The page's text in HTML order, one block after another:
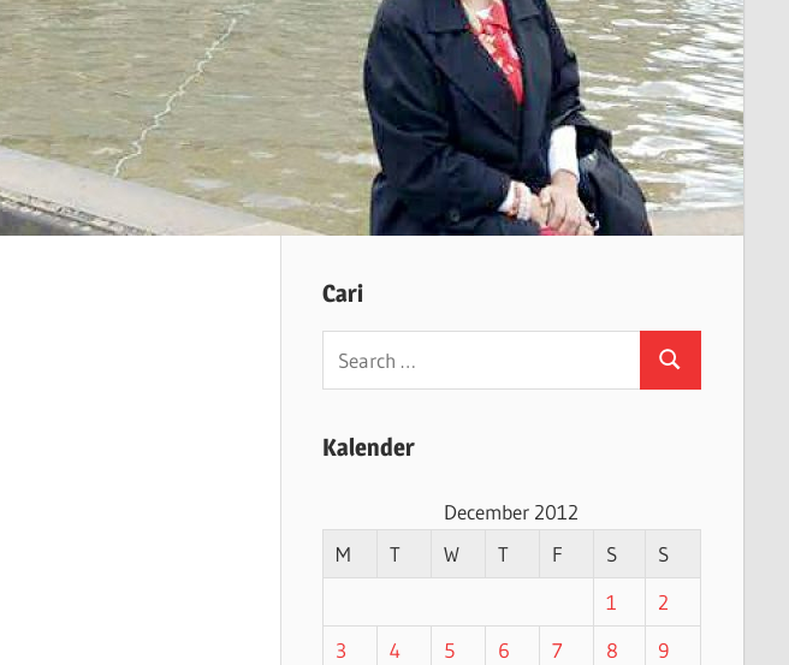
Cari
Search
Kalender
December 2012
M
T W T F S
S
1
2
3
4 5 6 7 8
9